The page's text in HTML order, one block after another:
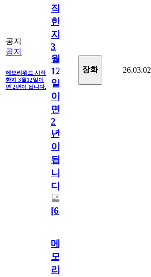
공지
공지
메모리워드 시작
한지 3월12일이
면 2년이 됩니다.
작
한
지
3
월
12
일
이
면
2
년
이
됩
니
다.
[64
장화 26.03.02
메
모
리